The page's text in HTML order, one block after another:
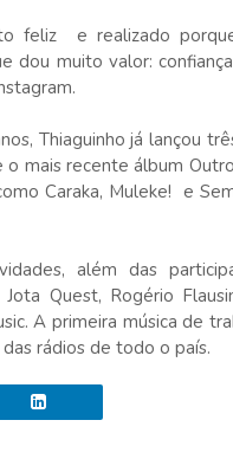
feliz e realizado
muito valor:
Thiaguinho já lançou
mais recente álbum
Caraka, Muleke! e
além das
Quest, Rogério
A primeira música de
rádios de todo o país.